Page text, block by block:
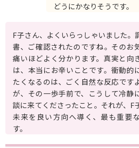
どうにかなりそうです。
F子さん、よくいらっしゃいました。
書、ご確認されたのですね。そのお
痛いほどよく分かります。真実と向
は、本当にお辛いことです。衝動的
たくなるのは、ごく自然な反応です
が、その一歩手前で、こうして冷静
談に来てくださったこと。それが、F
未来を良い方向へ導く、最も重要
す。